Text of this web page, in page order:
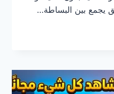
يجمع بين البساطة…